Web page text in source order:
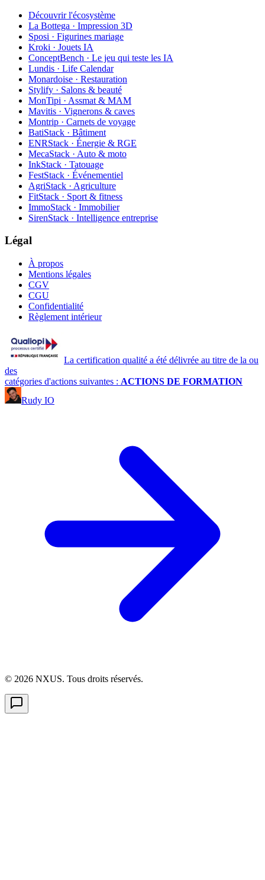
Découvrir l'écosystème
La Bottega · Impression 3D
Sposi · Figurines mariage
Kroki · Jouets IA
ConceptBench · Le jeu qui teste les IA
Lundis · Life Calendar
Monardoise · Restauration
Stylify · Salons & beauté
MonTipi · Assmat & MAM
Mavitis · Vignerons & caves
Montrip · Carnets de voyage
BatiStack · Bâtiment
ENRStack · Énergie & RGE
MecaStack · Auto & moto
InkStack · Tatouage
FestStack · Événementiel
AgriStack · Agriculture
FitStack · Sport & fitness
ImmoStack · Immobilier
SirenStack · Intelligence entreprise
Légal
À propos
Mentions légales
CGV
CGU
Confidentialité
Règlement intérieur
La certification qualité a été délivrée au titre de la ou
des
catégories d'actions suivantes : ACTIONS DE FORMATION
Rudy IO
© 2026 NXUS. Tous droits réservés.